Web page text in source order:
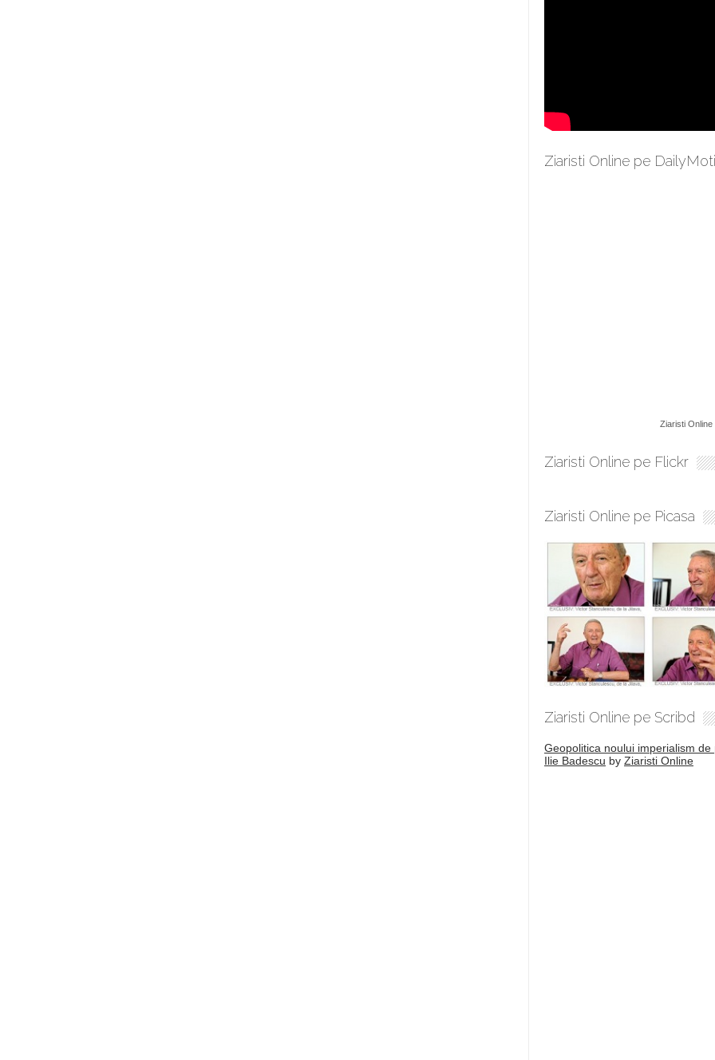
Ziaristi Online pe
Ziaristi Online
Ziaristi Online pe Flickr
Ziaristi Online pe Picasa
Ziaristi Online pe Scribd
Geopolitica noului imperialism de
Ilie Badescu by Ziaristi Online